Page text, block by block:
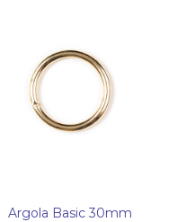
Argola Basic 30mm